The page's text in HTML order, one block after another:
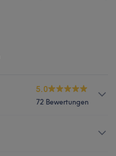
5.0
72 Bewertungen